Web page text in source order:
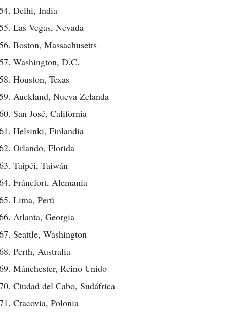
Delhi, India
Las Vegas, Nevada
Boston, Massachusetts
Washington, D.C.
Houston, Texas
Auckland, Nueva Zelanda
San José, California
Helsinki, Finlandia
Orlando, Florida
Taipéi, Taiwán
Fráncfort, Alemania
Lima, Perú
Atlanta, Georgia
Seattle, Washington
Perth, Australia
Mánchester, Reino Unido
Ciudad del Cabo, Sudáfrica
Cracovia, Polonia